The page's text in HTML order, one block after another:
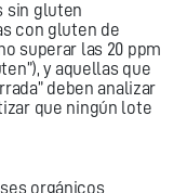
sin gluten
con gluten de
superar las 20 ppm
y aquellas que
deben analizar
que ningún lote
orgánicos